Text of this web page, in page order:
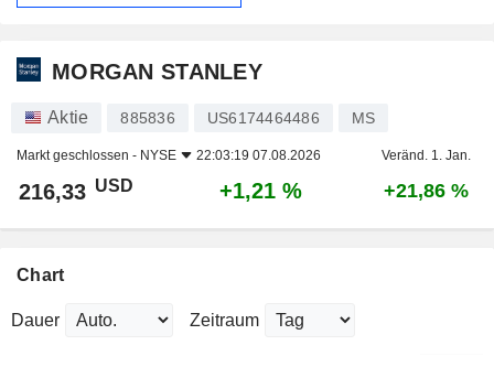
MORGAN STANLEY
Aktie 885836 US6174464486 MS
Markt geschlossen - NYSE 22:03:19 07.08.2026 Veränd. 1. Jan.
216,33 USD +1,21 % +21,86 %
Chart
Dauer Zeitraum